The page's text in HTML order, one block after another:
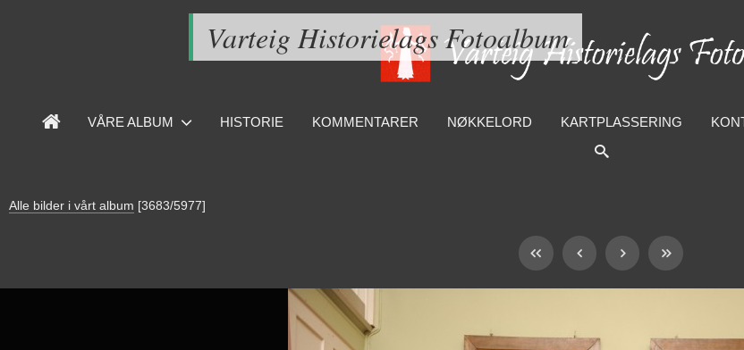
Varteig Historielags Fotoalbum
VÅRE ALBUM HISTORIE KOMMENTARER NØKKELORD KARTPLASSERING
Alle bilder i vårt album [3683/5977]